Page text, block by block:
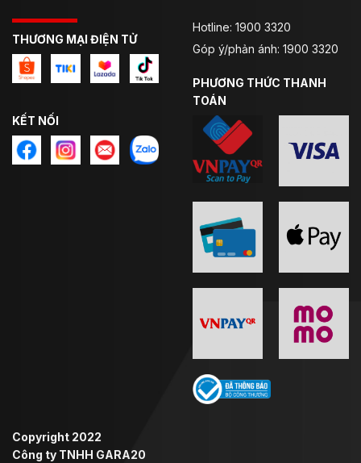
THƯƠNG MẠI ĐIỆN TỬ
KẾT NỐI
Hotline: 1900 3320
Góp ý/phản ánh: 1900 3320
PHƯƠNG THỨC THANH
TOÁN
Copyright 2022
Công ty TNHH GARA20